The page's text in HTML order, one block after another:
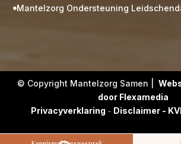
Neem vrijblijvend contact op!
Hoog gekwalificeerd
Kennismakingsgesprek
Contact opnemen
 Mantelzorg Ondersteuning
© Copyright Mantelzorg Samen |
door Flexamedia
Privacyverklaring - Disclaimer -